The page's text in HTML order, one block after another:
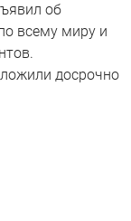
об
всему миру и
досрочно